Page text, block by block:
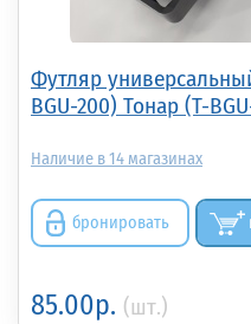
Футляр
BGU-200) Тонар (T-
14
бронировать
85.00р. (шт.)